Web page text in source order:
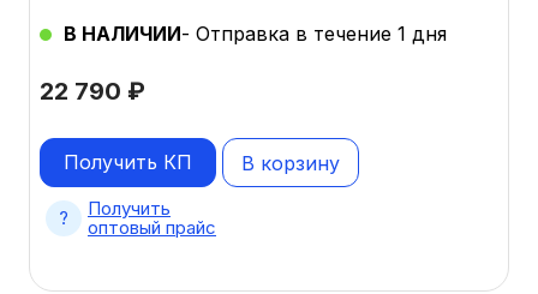
22 790 ₽
В НАЛИЧИИ- Отправка в течение 1 дня
В корзину
Получить КП
Получить
оптовый прайс